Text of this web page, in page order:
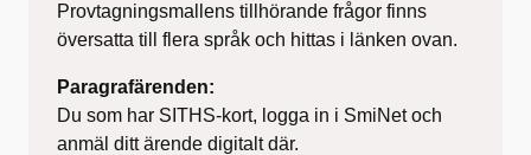
Provtagningsmallens tillhörande frågor finns
översatta till flera språk och hittas i länken ovan.
Paragrafärenden:
Du som har SITHS-kort, logga in i SmiNet och
anmäl ditt ärende digitalt där.